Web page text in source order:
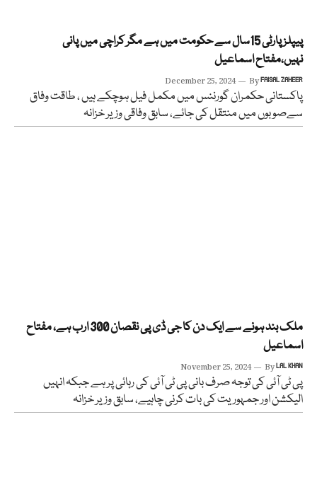
پیپلز پارٹی 15سال سے حکومت میں ہے مگر کراچی میں پانی
نہیں،مفتاح اسماعیل
December 25, 2024 ByFAISAL ZAHEER
پاکستانی حکمران گورننس میں مکمل فیل ہوچکے ہیں ، طاقت وفاق
سےصوبوں میں منتقل کی جائے، سابق وفاقی وزیر خزانہ
ملک بند ہونے سے ایک دن کا جی ڈی پی نقصان 300 ارب ہے، مفتاح
اسماعیل
November 25, 2024 ByLAL KHAN
پی ٹی آئی کی توجہ صرف بانی پی ٹی آئی کی رہائی پر ہے جبکہ انہیں
الیکشن اور جمہوریت کی بات کرنی چاہیے، سابق وزیر خزانہ